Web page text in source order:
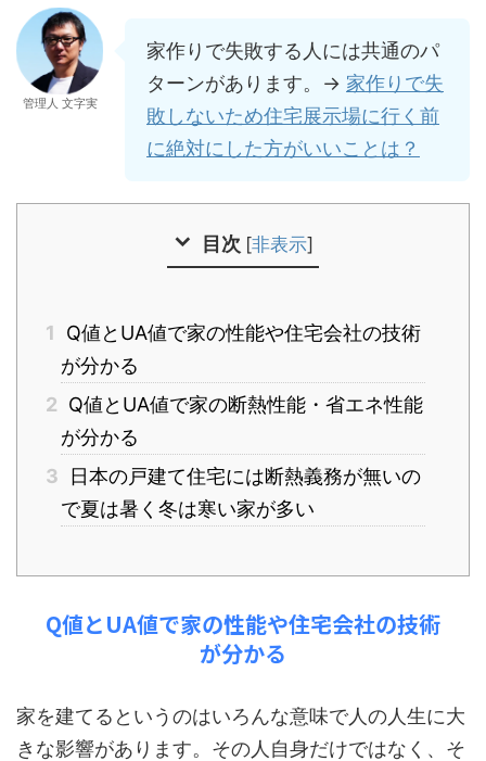
管理人 文字実
家作りで失敗する人には共通のパ
ターンがあります。→ 家作りで失
敗しないため住宅展示場に行く前
に絶対にした方がいいことは？
目次 [非表示]
1
Q値とUA値で家の性能や住宅会社の技術
が分かる
2 Q値とUA値で家の断熱性能・省エネ性能
が分かる
3
日本の戸建て住宅には断熱義務が無いの
で夏は暑く冬は寒い家が多い
Q値とUA値で家の性能や住宅会社の技術
が分かる
家を建てるというのはいろんな意味で人の人生に大
きな影響があります。その人自身だけではなく、そ